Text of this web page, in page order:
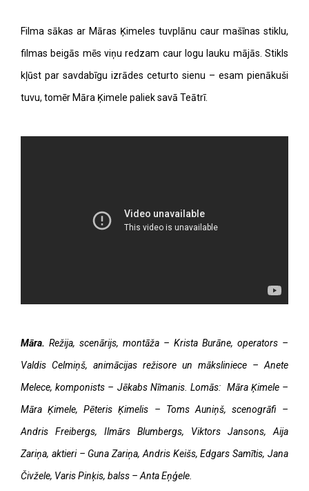
Filma sākas ar Māras Ķimeles tuvplānu caur mašīnas stiklu,
filmas beigās mēs viņu redzam caur logu lauku mājās. Stikls
kļūst par savdabīgu izrādes ceturto sienu – esam pienākuši
tuvu, tomēr Māra Ķimele paliek savā Teātrī.
Māra. Režija, scenārijs, montāža – Krista Burāne, operators –
Valdis Celmiņš, animācijas režisore un māksliniece – Anete
Melece, komponists – Jēkabs Nīmanis. Lomās: Māra Ķimele –
Māra Ķimele, Pēteris Ķimelis – Toms Auniņš, scenogrāfi –
Andris Freibergs, Ilmārs Blumbergs, Viktors Jansons, Aija
Zariņa, aktieri – Guna Zariņa, Andris Keišs, Edgars Samītis, Jana
Čivžele, Varis Pinķis, balss – Anta Eņģele.